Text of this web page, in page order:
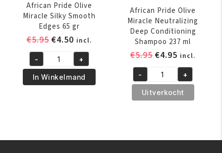
African Pride Olive
Miracle Silky Smooth
Edges 65 gr
€5.95 Oorspronkelijke
was:
€5.95.
€4.50Huidige
prijs
is:
€4.50.
incl.
African
Pride
Olive
- +
In Winkelmand
African Pride Olive
Miracle Neutralizing
Deep Conditioning
Shampoo 237 ml
€5.95
was:
€5.95.
€4.95 Huidige
prijs
is:
€4.95.
incl.
African
Pride
Olive
Deep
- +
Uitverkocht